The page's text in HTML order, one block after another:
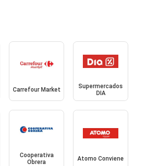
Carrefour Market
Supermercados
DIA
Cooperativa
Obrera
Atomo Conviene